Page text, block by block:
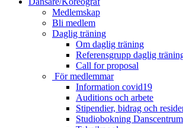
Medlemskap
Bli medlem
Daglig träning
Om daglig träning
Referensgrupp daglig
Call for proposal
För medlemmar
Information covid19
Auditions och arbete
Stipendier, bidrag och
Studiobokning